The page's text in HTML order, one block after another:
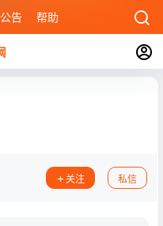
公告 帮助
关注 私信